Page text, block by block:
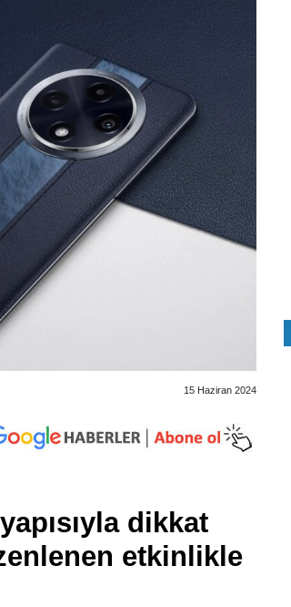
15 Haziran 2024
dikkat
etkinlikle